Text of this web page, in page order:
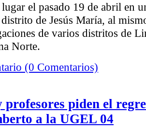
el pasado 19 de abril en
de Jesús María, al
de varios distritos de
Norte.
(0 Comentarios)
piden el
a la UGEL 04